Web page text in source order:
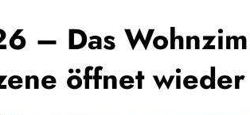
– Das
öffnet